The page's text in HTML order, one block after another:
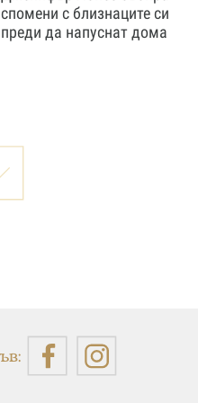
спомени с близнаците си
преди да напуснат дома